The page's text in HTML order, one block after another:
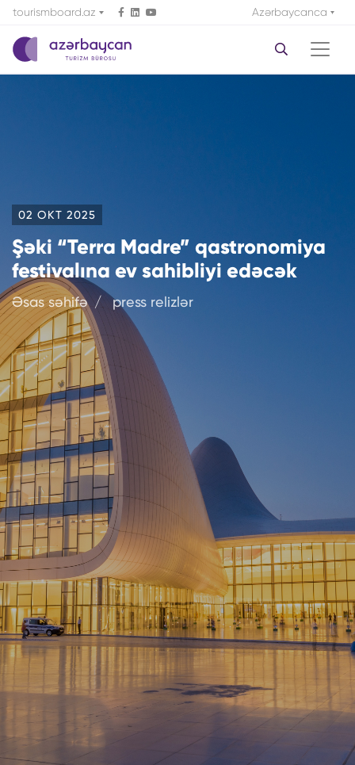
tourismboard.az Azərbaycanca
02 OKT 2025
Şəki “Terra Madre” qastronomiya
festivalına ev sahibliyi edəcək
Əsas səhifə press relizlər